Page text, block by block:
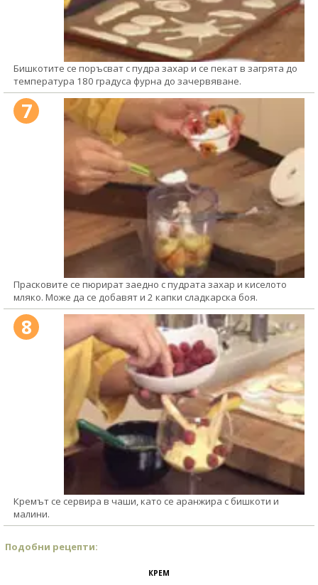
Бишкотите се поръсват с пудра захар и се пекат в загрята до
температура 180 градуса фурна до зачервяване.
7
Прасковите се пюрират заедно с пудрата захар и киселото
мляко. Може да се добавят и 2 капки сладкарска боя.
8
Кремът се сервира в чаши, като се аранжира с бишкоти и
малини.
Подобни рецепти:
КРЕМ